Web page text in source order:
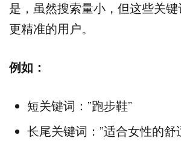
是，虽然搜索量小，但这些关键
更精准的用户。
例如：
短关键词：”跑步鞋”
长尾关键词：”适合女性的舒